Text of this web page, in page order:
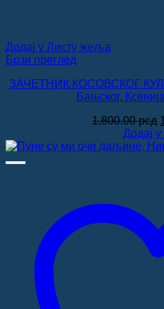
Додај у Листу жеља
Брзи преглед
ЗАЧЕТНИК КОСОВСКОГ
Бањског,
1,800.00рсд
Додај у